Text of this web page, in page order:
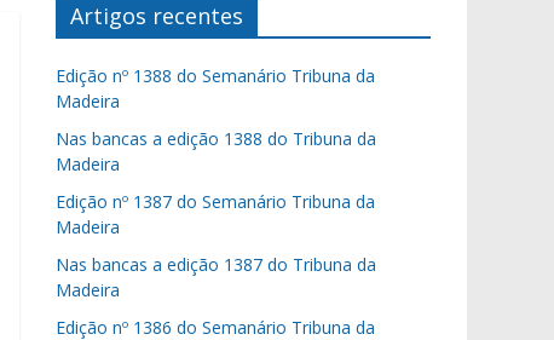
Artigos recentes
Edição nº 1388 do Semanário Tribuna da
Madeira
Nas bancas a edição 1388 do Tribuna da
Madeira
Edição nº 1387 do Semanário Tribuna da
Madeira
Nas bancas a edição 1387 do Tribuna da
Madeira
Edição nº 1386 do Semanário Tribuna da